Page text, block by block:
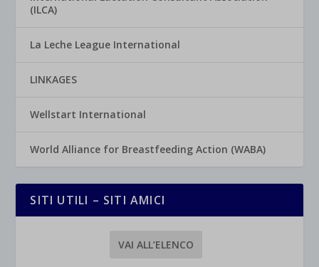
(ILCA)
La Leche League International
LINKAGES
Wellstart International
World Alliance for Breastfeeding Action (WABA)
SITI UTILI – SITI AMICI
VAI ALL’ELENCO